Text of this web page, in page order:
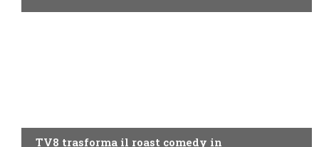
TV8 trasforma il roast comedy in